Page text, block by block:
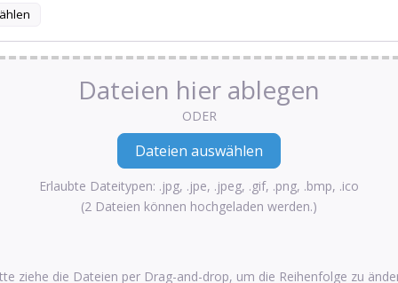
Dateien hier ablegen
ODER
Erlaubte Dateitypen: .jpg, .jpe, .jpeg, .gif, .png, .bmp, .ico
(2 Dateien können hochgeladen werden.)
ziehe die Dateien per Drag-and-drop, um die Reihenfolge zu